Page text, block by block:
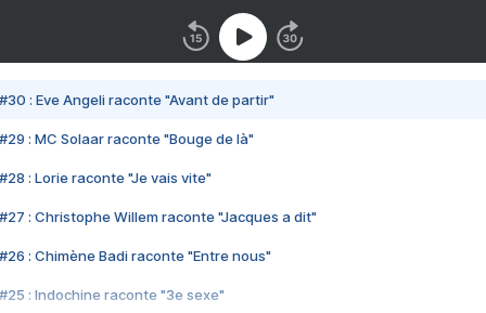
#30 : Eve Angeli raconte "Avant de partir"
#29 : MC Solaar raconte "Bouge de là"
#28 : Lorie raconte "Je vais vite"
#27 : Christophe Willem raconte "Jacques a dit"
#26 : Chimène Badi raconte "Entre nous"
#25 : Indochine raconte "3e sexe"